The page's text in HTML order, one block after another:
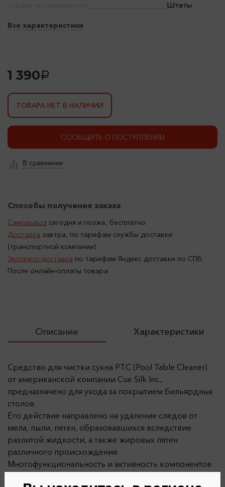
Штаты
Все характеристики
1 390a
ТОВАРА НЕТ В НАЛИЧИИ
СООБЩИТЬ О ПОСТУПЛЕНИИ
В сравнение
Способы получения заказа
Самовывоз сегодня и позже, бесплатно
Доставка завтра, по тарифам службы доставки
(транспортной компании)
Экспресс-доставка по тарифам Яндекс доставки по СПб.
После онлайн-оплаты товара
Описание Характеристики
Средство для чистки сукна PTC (Pool Table Cleaner)
от американской компании Cue Silk Inc.,
предназначено для ухода за покрытием бильярдных
столов.
Его действие направлено на удаление следов от
мела, пыли, пятен, образовавшихся вследствие
разлитой жидкости, а также жировых пятен
различного происхождения.
Многофункциональность и активность компонентов